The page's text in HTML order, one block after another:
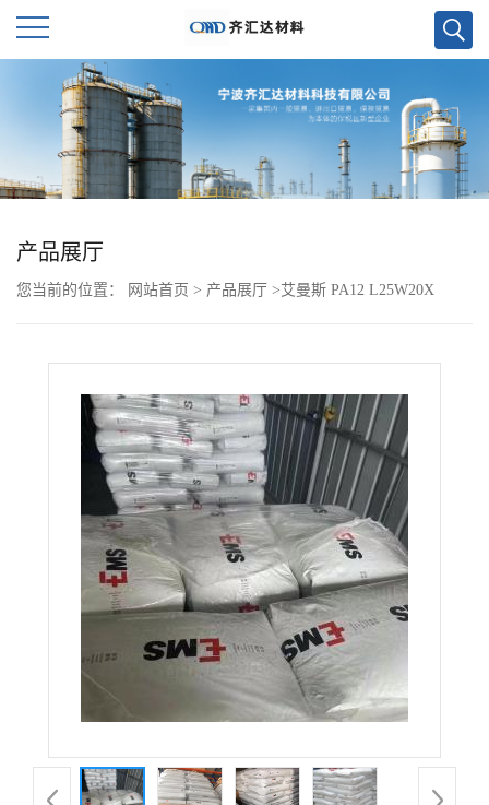
首
页
公
品
产品展厅
您当前的位置： 网站首页 > 产品展厅 >艾曼斯 PA12 L25W20X